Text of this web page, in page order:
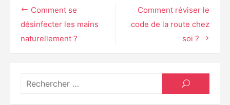
Navigation
de
l’article
Comment réviser le
code de la route chez
soi ?
Comment se
désinfecter les mains
naturellement ?